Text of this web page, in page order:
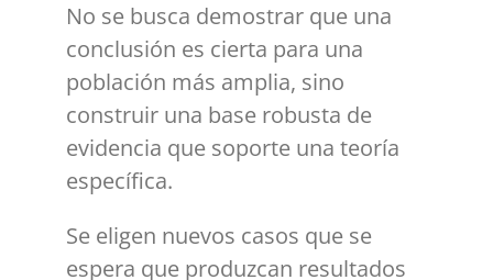
No se busca demostrar que una
conclusión es cierta para una
población más amplia, sino
construir una base robusta de
evidencia que soporte una teoría
específica.
Se eligen nuevos casos que se
espera que produzcan resultados